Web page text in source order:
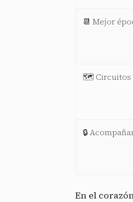
📆 Mejor
🗺️ Circuitos
🔒
En el